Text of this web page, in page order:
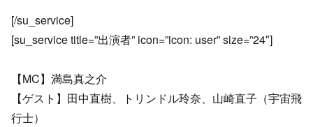
[/su_service]
[su_service title=”出演者” icon=”icon: user” size=”24″]
【MC】満島真之介
【ゲスト】田中直樹、トリンドル玲奈、山崎直子（宇宙飛
行士）